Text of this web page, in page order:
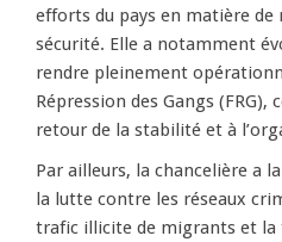
efforts du pays en matière de
sécurité. Elle a notamment
rendre pleinement
Répression des Gangs
retour de la stabilité et à
Par ailleurs, la chancelière a
la lutte contre les réseaux
trafic illicite de migrants et la